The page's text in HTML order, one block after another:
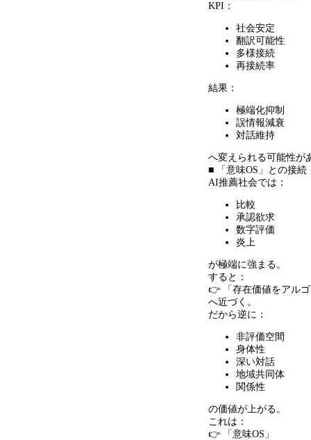
KPI：
社会安定
翻訳可能性
多様接続
再接続率
結果：
極端化抑制
誤情報減衰
対話維持
へ変えられる可能性が
■ 「意味OS」との接続
AI推薦社会では：
比較
承認欲求
数字評価
炎上
が極端に強まる。
すると：
👉 「存在価値をアル
へ近づく。
だから逆に：
非評価空間
身体性
深い対話
地域共同体
関係性
の価値が上がる。
これは：
👉 「意味OS」